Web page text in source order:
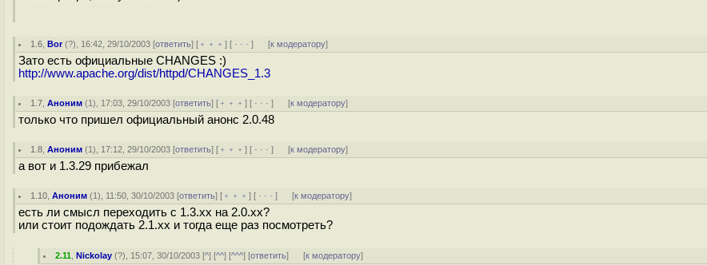
1.6 ,Bor(?), 16:42, 29/10/2003 [ответить] [ ﹢﹢﹢] [ · · ·] [к модератору]
Зато есть официальные CHANGES :)
http://www.apache.org/dist/httpd/CHANGES_1.3
1.7 ,Аноним (1), 17:03, 29/10/2003 [ответить] [ ﹢﹢﹢] [ · · ·] [к модератору]
только что пришел официальный анонс 2.0.48
1.8 ,Аноним (1), 17:12, 29/10/2003 [ответить] [ ﹢﹢﹢] [ · · ·] [к модератору]
а вот и 1.3.29 прибежал
1.10 ,Аноним (1), 11:50, 30/10/2003 [ответить] [ ﹢﹢﹢] [ · · ·] [к модератору]
есть ли смысл переходить с 1.3.хх на 2.0.хх?
или стоит подождать 2.1.хх и тогда еще раз посмотреть?
2.11 ,Nickolay (?), 15:07, 30/10/2003 [^] [^^] [^^^] [ответить] [к модератору]